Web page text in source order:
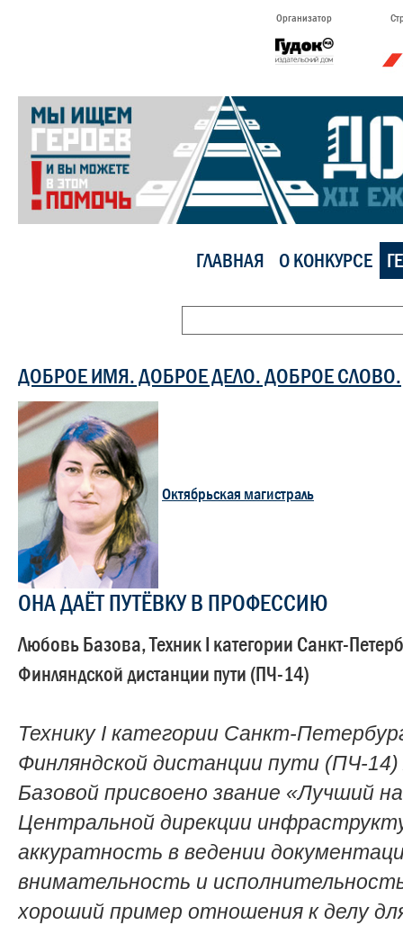
Организатор
ГЛАВНАЯ О КОНКУРСЕ
ДОБРОЕ ИМЯ. ДОБРОЕ ДЕЛО. ДОБРОЕ СЛОВО.
Октябрьская магистраль
ОНА ДАЁТ ПУТЁВКУ В ПРОФЕССИЮ
Любовь Базова, Техник I категории Санкт-
Финляндской дистанции пути (ПЧ-14)
Технику I категории Санкт-
Финляндской дистанции пути (ПЧ-
Базовой присвоено звание «Лучший
Центральной дирекции
аккуратность в ведении
внимательность и
хороший пример отношения к делу